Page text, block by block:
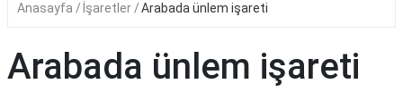
SAĞLIK
Anasayfa İşaretler Arabada ünlem işareti
Arabada ünlem işareti